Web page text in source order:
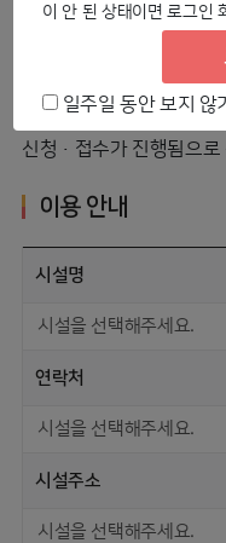
이 안 된 상태이면 로그인
일주일 동안 보지 않기
※강남구는 별도 신청링
신청·접수가 진행됨으로
이용 안내
시설명
시설을 선택해주세요.
연락처
시설을 선택해주세요.
시설주소
시설을 선택해주세요.